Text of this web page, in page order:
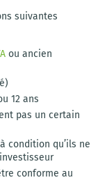
suivantes
ou ancien
12 ans
pas un certain
condition qu’ils ne
conforme au